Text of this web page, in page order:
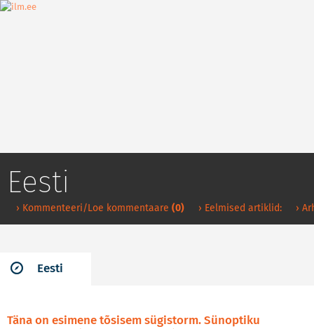
Eesti
› Kommenteeri/Loe kommentaare (0) › Eelmised artiklid: ›
Eesti
Täna on esimene tõsisem sügistorm. Sünoptiku